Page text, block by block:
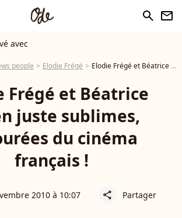
search newsletter
avec
people Elodie Frégé Elodie Frégé et Béatrice Rosen juste sublimes, entourées du cinéma français !
Frégé et Béatrice
juste sublimes,
du cinéma
français !
2010 à 10:07 share Partager